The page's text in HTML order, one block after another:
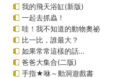
我的飛天浴缸(新版)
一起去抓蟲！
哇！我不知道的動物奧祕
比一比，誰最大？
如果常常這樣的話…
爸爸大集合(二版)
手指★咻～動洞遊戲書